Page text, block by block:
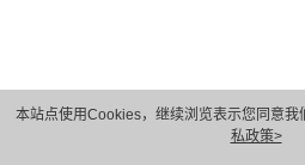
本站点使用Cookies，继续浏览表示您同意我
私政策>
版权所有 © 华为技术有限公司 1998-2026。
隐私保护
法律